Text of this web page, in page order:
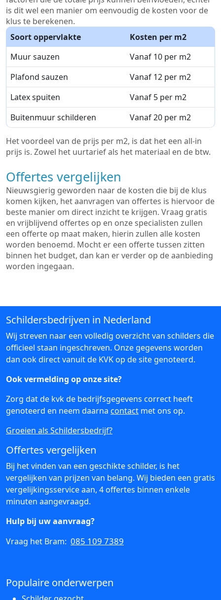
is dit wel een manier om eenvoudig de kosten voor de
klus te berekenen.
Soort oppervlakte
Kosten per m2
Muur sauzen
Vanaf 10 per m2
Plafond sauzen
Vanaf 12 per m2
Latex spuiten
Vanaf 5 per m2
Buitenmuur schilderen
Vanaf 20 per m2
Het voordeel van de prijs per m2, is dat het een all-in
prijs is. Zowel het uurtarief als het materiaal en de btw.
Offertes vergelijken
Nieuwsgierig geworden naar de kosten die bij de klus
komen kijken, het aanvragen van offertes is hiervoor de
beste manier om direct inzicht te krijgen. Vraag gratis
en vrijblijvend offertes op en onze specialisten zullen
een offerte op maat maken, hierin zullen alle kosten
worden benoemd. Mocht er een offerte tussen zitten
binnen het budget, dan kan er verder op de aanbieding
worden ingegaan.
Schildersbedrijven in Nederland
Wij streven naar een volledig overzicht van schilders die
officieel staan ingeschreven. Onze gegevens worden
dan ook direct vanuit de KVK op de site genoteerd.
Ook vermelding op onze site?
Zorg dat de kvk de bedrijfsgegevens correct heeft
genoteerd en neem daarna contact met ons op.
Groeien als Schildersbedrijf?
Offertes vergelijken
Bij het vinden van een geschikte schilder, is het
vergelijken van prijzen van belang. Wij bieden een gratis
vergelijkingsservice aan, 4 offertes binnen enkele
minuten aangevraagd.
Hulp bij uw aanvraag?
Vraag het Bram: 085 109 7389
Populaire onderwerpen